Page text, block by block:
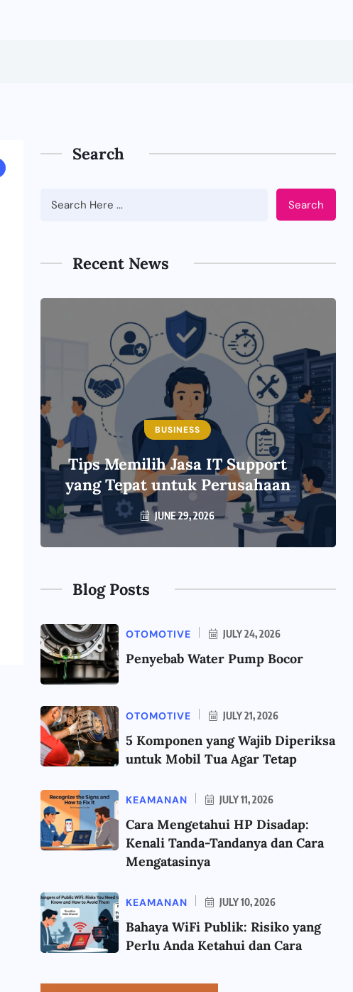
Search
Search
Recent News
BUSINESS
Tips Memilih Jasa IT Support
yang Tepat untuk Perusahaan
JUNE 29, 2026
Blog Posts
OTOMOTIVE JULY 24, 2026
Penyebab Water Pump Bocor
OTOMOTIVE JULY 21, 2026
5 Komponen yang Wajib Diperiksa
untuk Mobil Tua Agar Tetap
KEAMANAN JULY 11, 2026
Cara Mengetahui HP Disadap:
Kenali Tanda-Tandanya dan Cara
Mengatasinya
KEAMANAN JULY 10, 2026
Bahaya WiFi Publik: Risiko yang
Perlu Anda Ketahui dan Cara